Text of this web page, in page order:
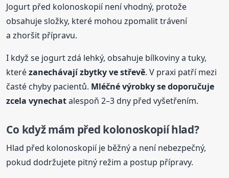
Jogurt před kolonoskopií není vhodný, protože
obsahuje složky, které mohou zpomalit trávení
a zhoršit přípravu.
I když se jogurt zdá lehký, obsahuje bílkoviny a tuky,
kterézanechávají zbytky ve střevě. V praxi patří mezi
časté chyby pacientů. Mléčné výrobky se doporučuje
zcela vynechatalespoň 2–3 dny před vyšetřením.
Co když mám před kolonoskopií hlad?
Hlad před kolonoskopií je běžný a není nebezpečný,
pokud dodržujete pitný režim a postup přípravy.